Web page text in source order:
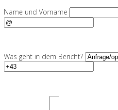
Name und Vorname
Was geht in dem Bericht?